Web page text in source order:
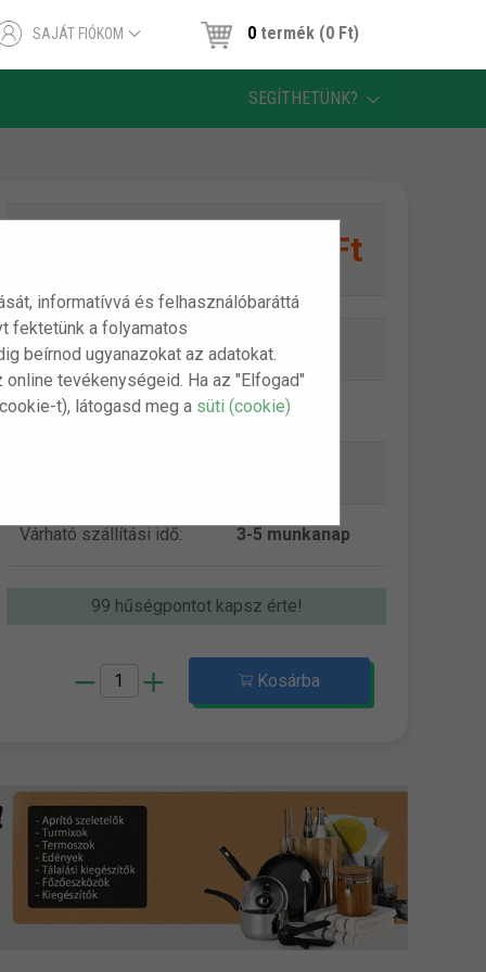
informatívvá és felhasználóbaráttá
fektetünk a folyamatos
beírnod ugyanazokat az adatokat.
tevékenységeid. Ha az "Elfogad"
t), látogasd meg a süti (cookie)
SAJÁT FIÓKOM 0termék (0 Ft)
SEGÍTHETÜNK?
3,290 Ft
Online készlet: Készleten
Szállítási díj: 990 Ft-tól
Várható szállítási idő: 3-5 munkanap
99 hűségpontot kapsz érte!
Kosárba